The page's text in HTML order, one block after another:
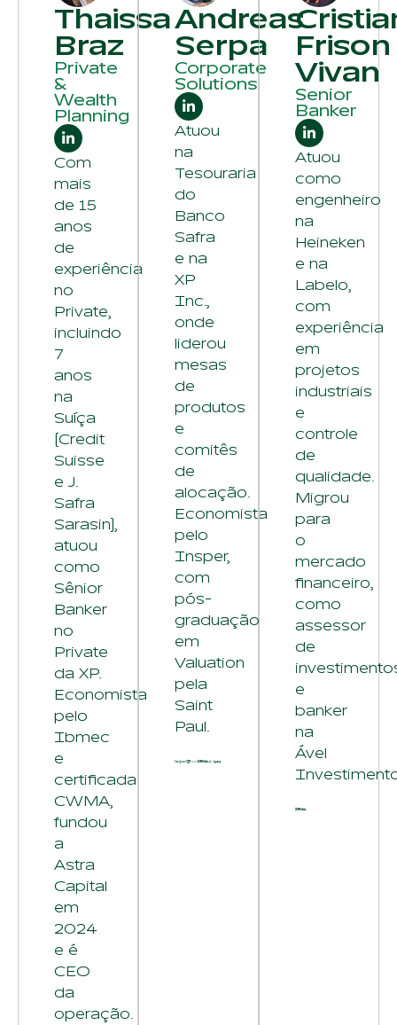
Thaissa
Braz
Private
&
Wealth
Planning
Com
mais
de 15
anos
de
experiência
no
Private,
incluindo
7
anos
na
Suíça
(Credit
Suisse
e J.
Safra
Sarasin),
atuou
como
Sênior
Banker
no
Private
da XP.
Economista
pelo
Ibmec
e
certificada
CWMA,
fundou
a
Astra
Capital
em
2024
e é
CEO
da
operação.
Andreas
Serpa
Corporate
Solutions
Atuou
na
Tesouraria
do
Banco
Safra
e na
XP
Inc.,
onde
liderou
mesas
de
produtos
e
comitês
de
alocação.
Economista
pelo
Insper,
com
pós-
graduação
em
Valuation
pela
Saint
Paul.
Frison
Vivan
Senior
Banker
Atuou
como
engenheiro
na
Heineken
e na
Labelo,
com
experiência
em
projetos
industriais
e
controle
de
qualidade.
Migrou
para
o
mercado
financeiro,
como
assessor
de
e
banker
na
Ável